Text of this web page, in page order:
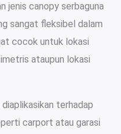
jenis canopy serbaguna
sangat fleksibel dalam
cocok untuk lokasi
ataupun lokasi
terhadap
carport atau garasi